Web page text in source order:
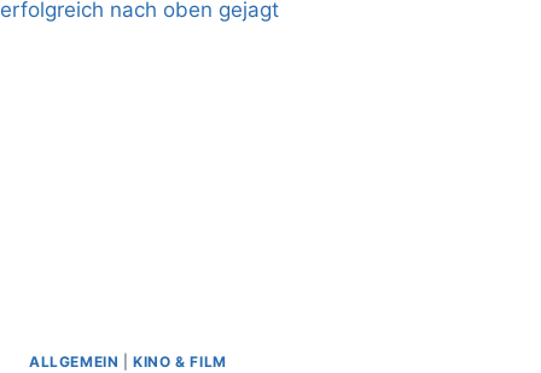
BEI
ALLGEMEIN |KINO & FILM